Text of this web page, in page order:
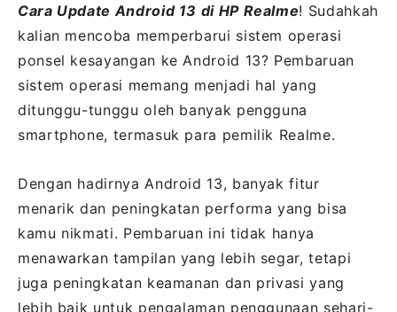
Cara Update Android 13 di HP Realme! Sudahkah
kalian mencoba memperbarui sistem operasi
ponsel kesayangan ke Android 13? Pembaruan
sistem operasi memang menjadi hal yang
ditunggu-tunggu oleh banyak pengguna
smartphone, termasuk para pemilik Realme.
Dengan hadirnya Android 13, banyak fitur
menarik dan peningkatan performa yang bisa
kamu nikmati. Pembaruan ini tidak hanya
menawarkan tampilan yang lebih segar, tetapi
juga peningkatan keamanan dan privasi yang
lebih baik untuk pengalaman penggunaan sehari-